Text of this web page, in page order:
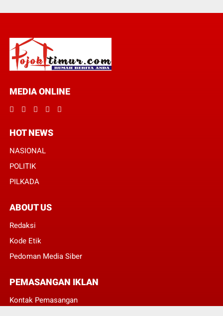
MEDIA ONLINE
HOT NEWS
NASIONAL
POLITIK
PILKADA
ABOUT US
Redaksi
Kode Etik
Pedoman Media Siber
PEMASANGAN IKLAN
Kontak Pemasangan